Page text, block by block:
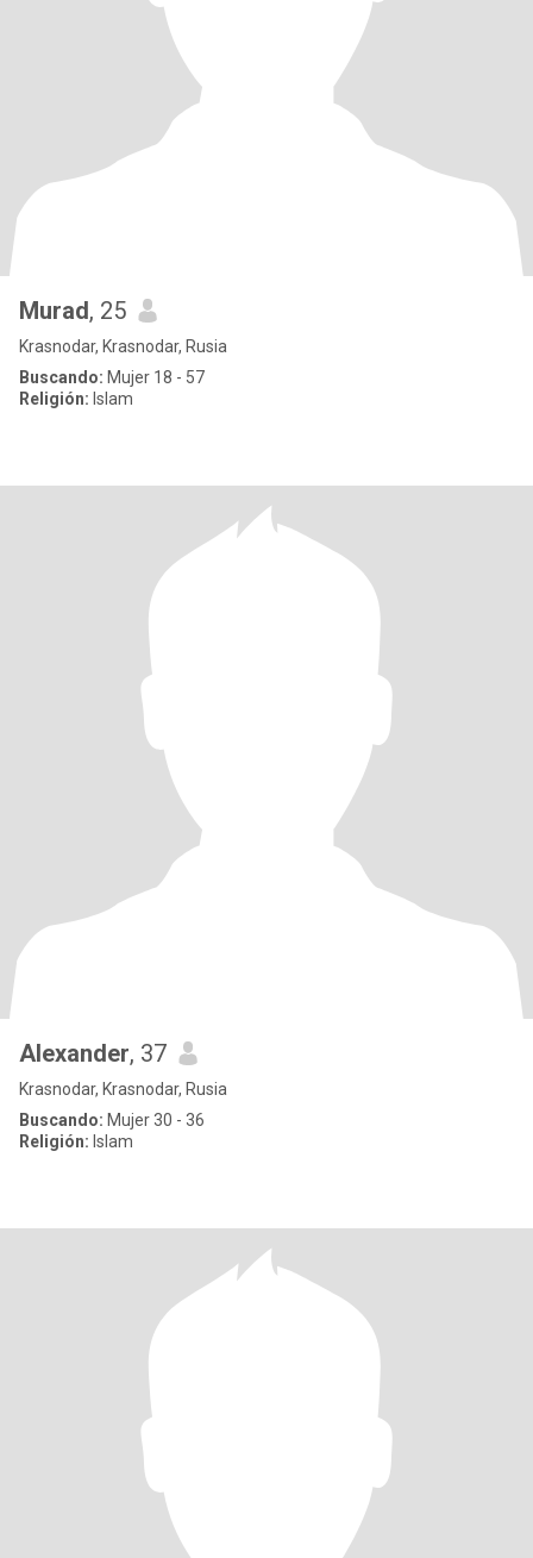
Murad, 25
Krasnodar, Krasnodar, Rusia
Buscando: Mujer 18 - 57
Religión: Islam
Alexander, 37
Krasnodar, Krasnodar, Rusia
Buscando: Mujer 30 - 36
Religión: Islam